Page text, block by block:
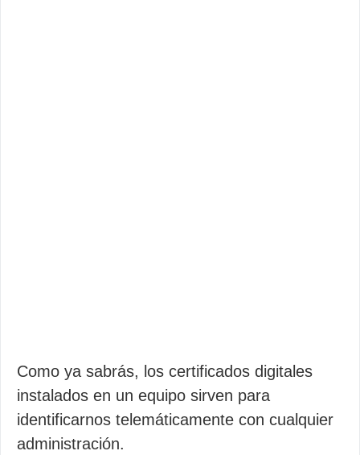
Como ya sabrás, los certificados digitales
instalados en un equipo sirven para
identificarnos telemáticamente con cualquier
administración.